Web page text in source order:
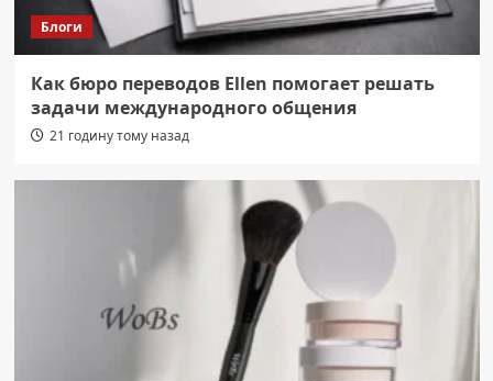
Блоги
Как бюро переводов Ellen помогает решать
задачи международного общения
21 годину тому назад